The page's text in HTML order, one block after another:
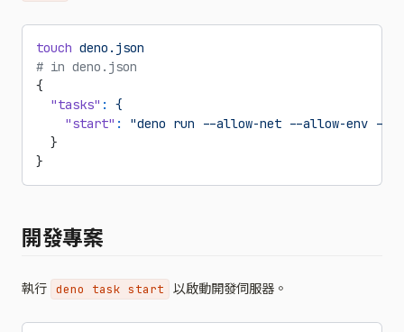
touch deno.json
# in deno.json
{
  "tasks"
:
{
    "start"
:
"deno run --allow-net --allow-env --
  }
}
開發專案
執行 deno task start 以啟動開發伺服器。